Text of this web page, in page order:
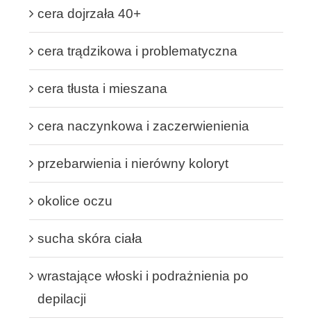
cera dojrzała 40+
cera trądzikowa i problematyczna
cera tłusta i mieszana
cera naczynkowa i zaczerwienienia
przebarwienia i nierówny koloryt
okolice oczu
sucha skóra ciała
wrastające włoski i podrażnienia po
depilacji